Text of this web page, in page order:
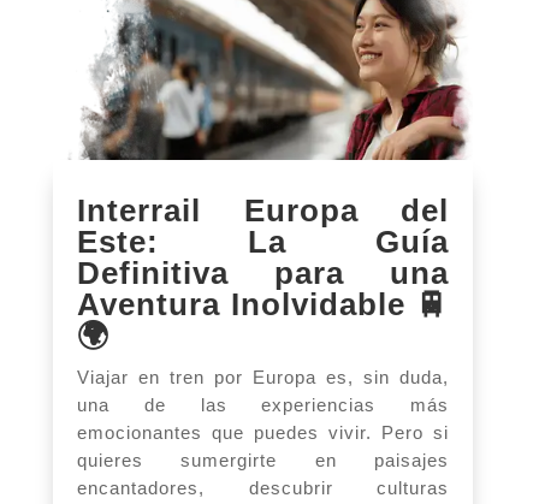
Interrail Europa del
Este: La Guía
Definitiva para una
Aventura Inolvidable 🚆
🌍
Viajar en tren por Europa es, sin duda,
una de las experiencias más
emocionantes que puedes vivir. Pero si
quieres sumergirte en paisajes
encantadores, descubrir culturas